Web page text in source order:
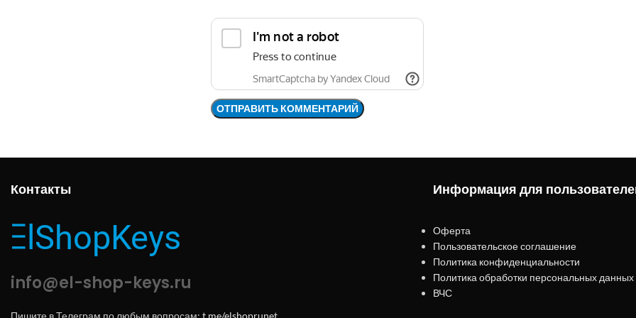
Контакты
info@el-shop-keys.ru
Пишите в Телеграм по любым вопросам: t.me/elshoprunet
Информация для
Оферта
Пользовательское соглашение
Политика конфиденциальности
Политика обработки персональных данных
ВЧС